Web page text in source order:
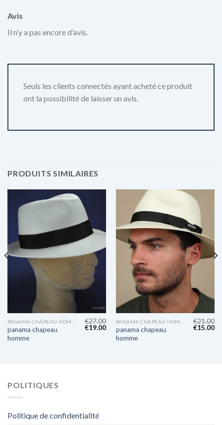
Avis
Il n’y a pas encore d’avis.
Seuls les clients connectés ayant acheté ce produit
ont la possibilité de laisser un avis.
PRODUITS SIMILAIRES
panama chapeau
homme
€27.00
€19.00
panama chapeau
homme
€21.00
€15.00
POLITIQUES
Politique de confidentialité